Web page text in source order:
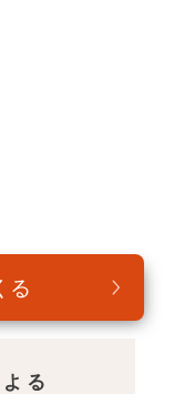
る